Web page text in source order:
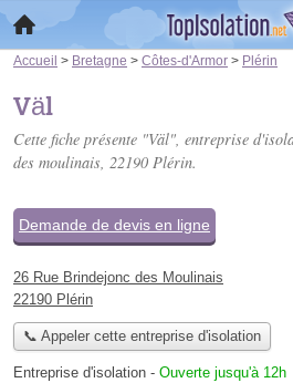
Accueil > Bretagne > Côtes-d'Armor > Plérin
Väl
Cette fiche présente "Väl", entreprise
des moulinais, 22190 Plérin.
Demande de devis en ligne
26 Rue Brindejonc des Moulinais
22190 Plérin
📞 Appeler cette entreprise d'isolation
Entreprise d'isolation - Ouverte jusqu'à 12h